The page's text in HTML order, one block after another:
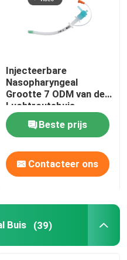
Injecteerbare
Nasopharyngeal
Grootte 7 ODM van de
Luchtroutebuis
Beste prijs
Contacteer ons
Buis (39)